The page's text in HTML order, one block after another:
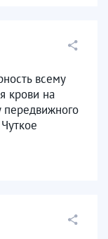
всему
крови на
передвижного